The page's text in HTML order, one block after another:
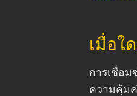
เมื่อใ
การเชื่อม
ความคุ้ม